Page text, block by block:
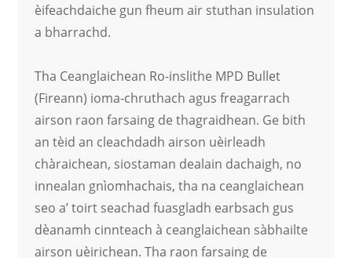
èifeachdaiche gun fheum air stuthan insulation
a bharrachd.
Tha Ceanglaichean Ro-inslithe MPD Bullet
(Fireann) ioma-chruthach agus freagarrach
airson raon farsaing de thagraidhean. Ge bith
an tèid an cleachdadh airson uèirleadh
chàraichean, siostaman dealain dachaigh, no
innealan gnìomhachais, tha na ceanglaichean
seo a’ toirt seachad fuasgladh earbsach gus
dèanamh cinnteach à ceanglaichean sàbhailte
airson uèirichean. Tha raon farsaing de